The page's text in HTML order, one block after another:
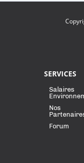
SERVICES
Salaires
Nos
Forum